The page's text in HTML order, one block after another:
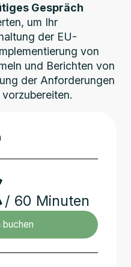
Gespräch
um Ihr
der EU-
von
und Berichten von
der Anforderungen
/ 60 Minuten
buchen